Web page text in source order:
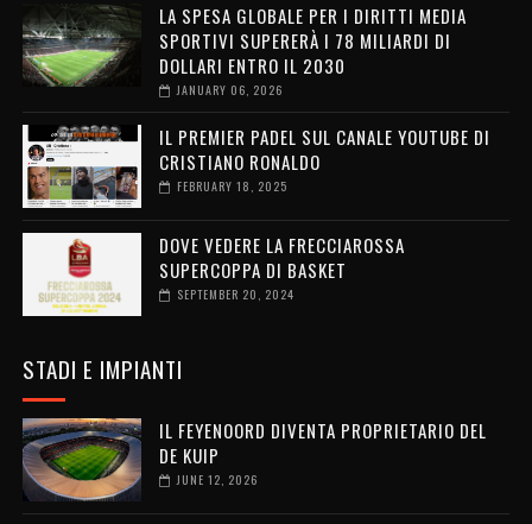
LA SPESA GLOBALE PER I DIRITTI MEDIA
SPORTIVI SUPERERÀ I 78 MILIARDI DI
DOLLARI ENTRO IL 2030
JANUARY 06, 2026
IL PREMIER PADEL SUL CANALE YOUTUBE DI
CRISTIANO RONALDO
FEBRUARY 18, 2025
DOVE VEDERE LA FRECCIAROSSA
SUPERCOPPA DI BASKET
SEPTEMBER 20, 2024
STADI E IMPIANTI
IL FEYENOORD DIVENTA PROPRIETARIO DEL
DE KUIP
JUNE 12, 2026